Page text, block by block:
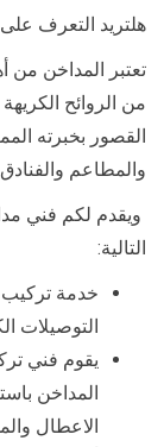
هلتريد التعرف
تعتبر المداخن من
من الروائح
القصور بخبرته
والمطاعم
ويقدم لكم فني
التالية:
خدمة
التوصيلات
يقوم فني
المداخن
الاعطال